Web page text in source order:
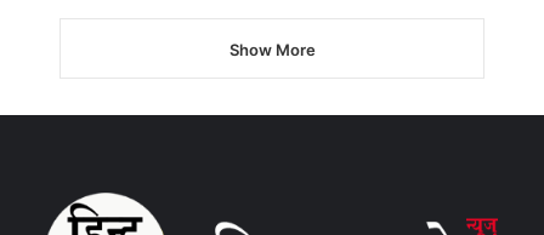
Show More